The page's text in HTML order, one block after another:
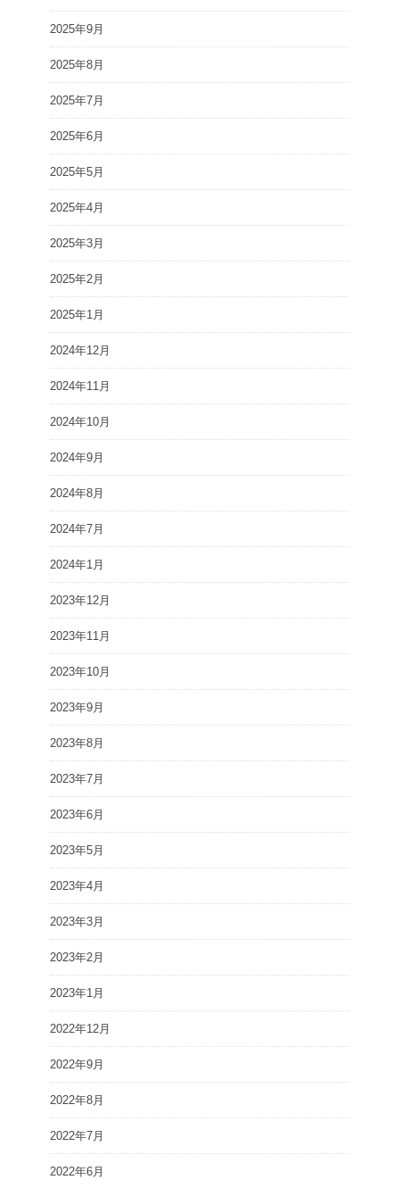
2025年9月
2025年8月
2025年7月
2025年6月
2025年5月
2025年4月
2025年3月
2025年2月
2025年1月
2024年12月
2024年11月
2024年10月
2024年9月
2024年8月
2024年7月
2024年1月
2023年12月
2023年11月
2023年10月
2023年9月
2023年8月
2023年7月
2023年6月
2023年5月
2023年4月
2023年3月
2023年2月
2023年1月
2022年12月
2022年9月
2022年8月
2022年7月
2022年6月